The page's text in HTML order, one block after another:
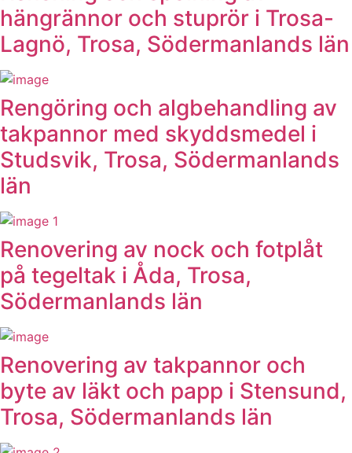
hängrännor och stuprör i Trosa-
Lagnö, Trosa, Södermanlands län
Rengöring och algbehandling av
takpannor med skyddsmedel i
Studsvik, Trosa, Södermanlands
län
Renovering av nock och fotplåt
på tegeltak i Åda, Trosa,
Södermanlands län
Renovering av takpannor och
byte av läkt och papp i Stensund,
Trosa, Södermanlands län